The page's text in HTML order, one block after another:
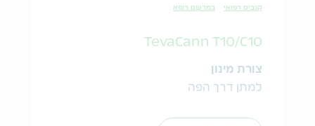
קנביס רפואי במרשם רופא
TevaCann T10/C10
צורת מינון
למתן דרך הפה